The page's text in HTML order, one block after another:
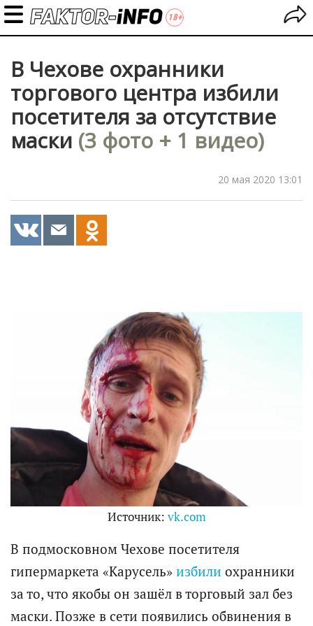
В Чехове охранники
торгового центра избили
посетителя за отсутствие
маски (3 фото + 1 видео)
20 мая 2020 13:01
Источник: vk.com
В подмосковном Чехове посетителя
гипермаркета «Карусель» избили охранники
за то, что якобы он зашёл в торговый зал без
маски. Позже в сети появились обвинения в